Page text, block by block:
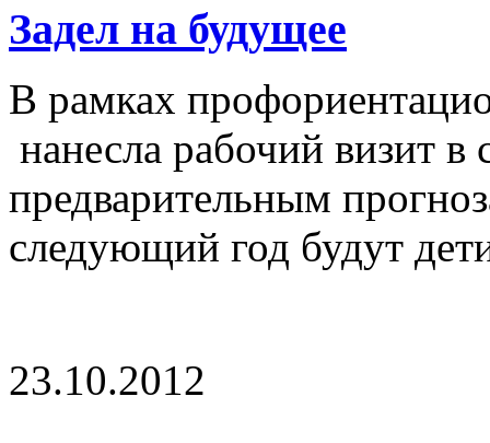
Задел на будущее
В рамках
нанесла рабочий визит в
предварительным
следующий год будут
23.10.2012